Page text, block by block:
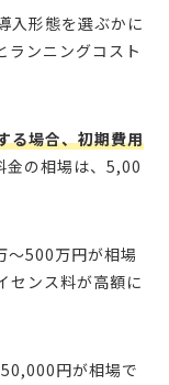
入形態を選ぶかに
ランニングコスト
る場合、初期費用
金の相場は、5,00
～500万円が相場
センス料が高額に
円が相場で